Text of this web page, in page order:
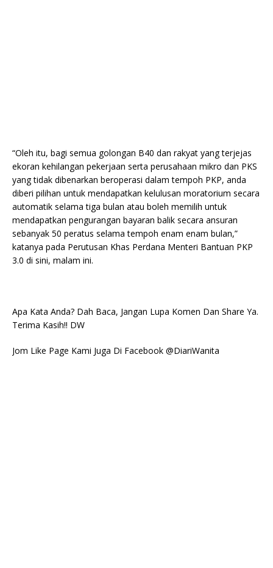
“Oleh itu, bagi semua golongan B40 dan rakyat yang terjejas
ekoran kehilangan pekerjaan serta perusahaan mikro dan PKS
yang tidak dibenarkan beroperasi dalam tempoh PKP, anda
diberi pilihan untuk mendapatkan kelulusan moratorium secara
automatik selama tiga bulan atau boleh memilih untuk
mendapatkan pengurangan bayaran balik secara ansuran
sebanyak 50 peratus selama tempoh enam enam bulan,”
katanya pada Perutusan Khas Perdana Menteri Bantuan PKP
3.0 di sini, malam ini.
Apa Kata Anda? Dah Baca, Jangan Lupa Komen Dan Share Ya.
Terima Kasih!! DW
Jom Like Page Kami Juga Di Facebook @DiariWanita